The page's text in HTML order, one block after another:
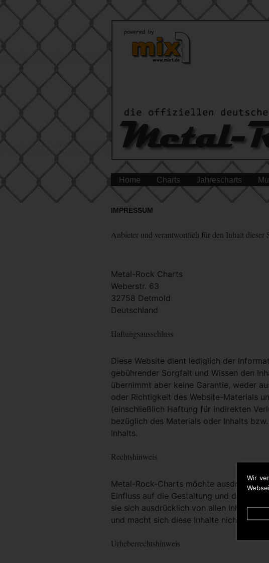
Wir
Home Charts Jahrescharts
IMPRESSUM
Anbieter und verantwortlich für den Inhalt dieser
Metal-Rock Charts
Weberstr. 63
32758 Detmold
Deutschland
Haftungsausschluss
Diese Website dient lediglich der
gebührender Sorgfalt und Wissen den
übernimmt aber keine Garantie, weder
oder Richtigkeit des Website-Materials
(einschließlich Haftung für indirekten
bezüglich des Materials oder Inhalts
Inhalts.
Rechtshinweis
Metal-Rock-Charts möchte ausdrücklich
Einfluss auf die Gestaltung und die
sie sich ausdrücklich von allen Inhalten
und macht sich diese Inhalte nicht zu
Urheberrechtshinweis